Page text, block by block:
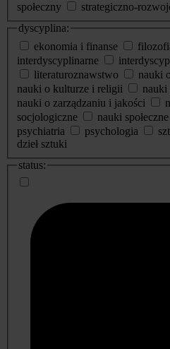
społeczny
strategiczno-
dyscyplina:
ekonomia i finanse
interdyscyplinarne
literaturoznawstwo
nauki
nauki o kulturze i religii
nauki
nauki o zarządzaniu i jakości
socjologiczne
nauki społeczne
psychiatria
psychologia
dzieł sztuki
status: